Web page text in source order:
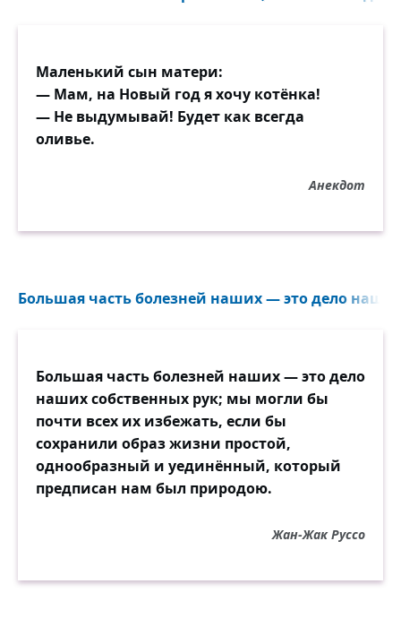
Маленький сын матери:
— Мам, на Новый год я хочу котёнка!
— Не выдумывай! Будет как всегда
оливье.
Анекдот
Большая часть болезней наших — это дело
Большая часть болезней наших — это дело
наших собственных рук; мы могли бы
почти всех их избежать, если бы
сохранили образ жизни простой,
однообразный и уединённый, который
предписан нам был природою.
Жан-Жак Руссо